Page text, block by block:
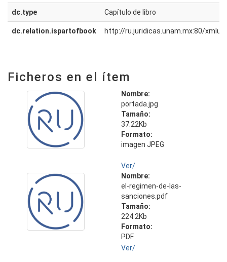
dc.type Capítulo de libro
dc.relation.ispartofbook http://ru.juridicas.unam.mx:80/
Ficheros en el ítem
Nombre:
portada.jpg
Tamaño:
37.22Kb
Formato:
imagen JPEG
Ver/
Nombre:
el-regimen-de-las-
sanciones.pdf
Tamaño:
224.2Kb
Formato:
PDF
Ver/